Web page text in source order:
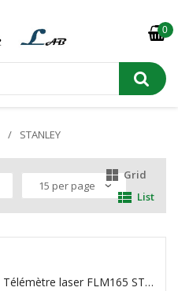
0
STANLEY
Grid
List
Télémètre laser FLM165 STANLEY® FATMAX® 50 m